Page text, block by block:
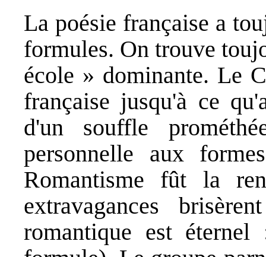
La poésie française a
formules. On trouve
école » dominante. Le
française jusqu'à ce
d'un souffle
personnelle aux
Romantisme fût la
extravagances
romantique est